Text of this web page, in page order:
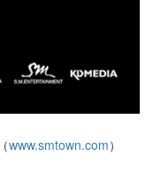
www.smtown.com）